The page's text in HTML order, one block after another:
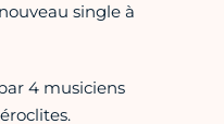
single à
4 musiciens